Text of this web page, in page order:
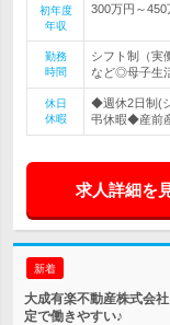
初年度
年収
300万円～450
勤務
時間
シフト制（実
など◎母子生
休日
休暇
◆週休2日制(
弔休暇◆産前
求人詳細を
新着
大成有楽不動産株式会
定で働きやすい♪